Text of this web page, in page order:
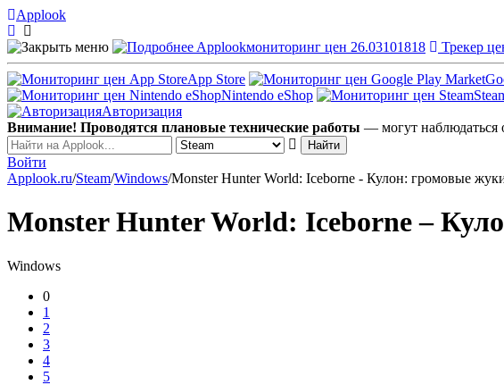
Applook
Applookмониторинг цен 26.03101818 Трекер
App Store
Nintendo eShop
Авторизация
Внимание! Проводятся плановые технические работы — могут наблюдаться
Войти
Applook.ru/Steam/Windows/Monster Hunter World: Iceborne - Кулон: громовые
Monster Hunter World: Iceborne –
Windows
0
1
2
3
4
5